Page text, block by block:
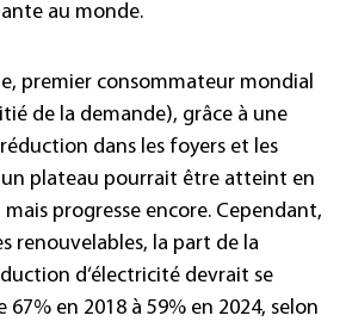
au monde.
premier consommateur mondial
de la demande), grâce à une
dans les foyers et les
plateau pourrait être atteint en
mais progresse encore. Cependant,
renouvelables, la part de la
d‘électricité devrait se
67% en 2018 à 59% en 2024, selon